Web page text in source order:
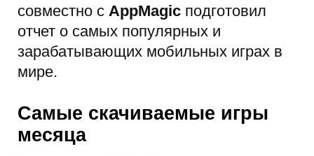
совместно с AppMagic подготовил
отчет о самых популярных и
зарабатывающих мобильных играх в
мире.
Самые скачиваемые игры
месяца